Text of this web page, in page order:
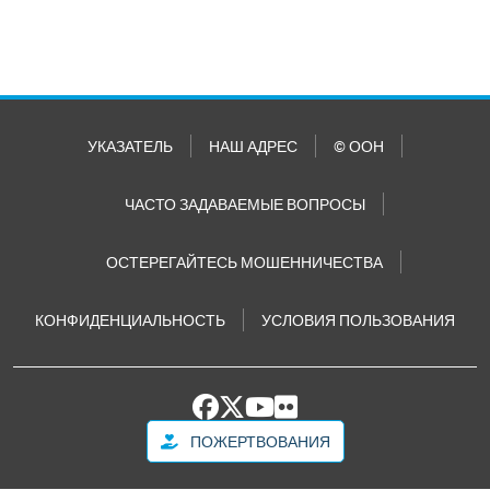
УКАЗАТЕЛЬ НАШ АДРЕС © ООН
ЧАСТО ЗАДАВАЕМЫЕ ВОПРОСЫ
ОСТЕРЕГАЙТЕСЬ МОШЕННИЧЕСТВА
КОНФИДЕНЦИАЛЬНОСТЬ УСЛОВИЯ ПОЛЬЗОВАНИЯ
ПОЖЕРТВОВАНИЯ